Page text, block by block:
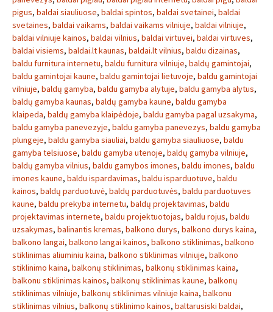
pigus, baldai siauliuose, baldai spintos, baldai svetainei, baldai
svetaines, baldai vaikams, baldai vaikams vilniuje, baldai vilniuje,
baldai vilniuje kainos, baldai vilnius, baldai virtuvei, baldai virtuves,
baldai visiems, baldai.lt kaunas, baldai.lt vilnius, baldu dizainas,
baldu furnitura internetu, baldu furnitura vilniuje, baldų gamintojai,
baldu gamintojai kaune, baldu gamintojai lietuvoje, baldu gamintojai
vilniuje, baldų gamyba, baldu gamyba alytuje, baldu gamyba alytus,
baldų gamyba kaunas, baldų gamyba kaune, baldu gamyba
klaipeda, baldų gamyba klaipėdoje, baldu gamyba pagal uzsakyma,
baldu gamyba panevezyje, baldu gamyba panevezys, baldu gamyba
plungeje, baldu gamyba siauliai, baldu gamyba siauliuose, baldu
gamyba telsiuose, baldu gamyba utenoje, baldų gamyba vilniuje,
baldų gamyba vilnius, baldu gamybos imones, baldu imones, baldu
imones kaune, baldu ispardavimas, baldu isparduotuve, baldu
kainos, baldų parduotuvė, baldų parduotuvės, baldu parduotuves
kaune, baldu prekyba internetu, baldų projektavimas, baldu
projektavimas internete, baldu projektuotojas, baldu rojus, baldu
uzsakymas, balinantis kremas, balkono durys, balkono durys kaina,
balkono langai, balkono langai kainos, balkono stiklinimas, balkono
stiklinimas aliuminiu kaina, balkono stiklinimas vilniuje, balkono
stiklinimo kaina, balkonų stiklinimas, balkonų stiklinimas kaina,
balkonu stiklinimas kainos, balkonų stiklinimas kaune, balkonų
stiklinimas vilniuje, balkonų stiklinimas vilniuje kaina, balkonu
stiklinimas vilnius, balkonų stiklinimo kainos, baltarusiski baldai,